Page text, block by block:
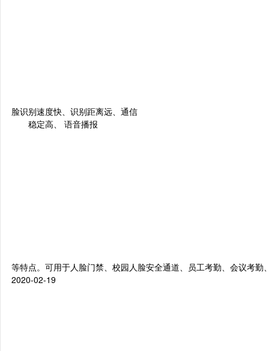
脸识别速度快、识别距离远、通信
稳定高、 语音播报
等特点。可用于人脸门禁、校园人脸安全通道、员工考勤、会议考
2020-02-19